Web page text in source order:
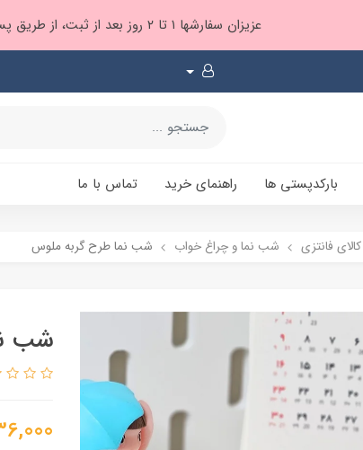
عزیزان سفارشها ۱ تا ۲ روز بعد از ثبت، از طریق پست پیشتاز ارسال و بارکدپستی پیامک میشه براتون ❤️
بارکدپستی ها راهنمای خرید تماس با ما
کالای فانتزی شب نما و چراغ خواب شب نما طرح گربه ملوس
شب